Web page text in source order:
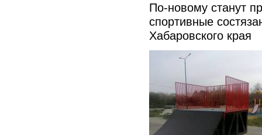
По-новому станут
спортивные
Хабаровского края